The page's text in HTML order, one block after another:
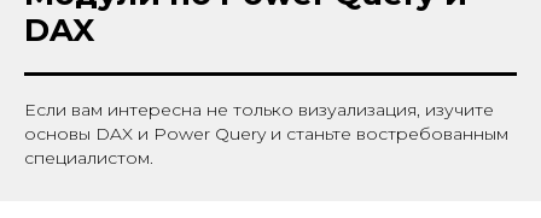
DAX
Если вам интересна не только визуализация, изучите
основы DAX и Power Query и станьте востребованным
специалистом.